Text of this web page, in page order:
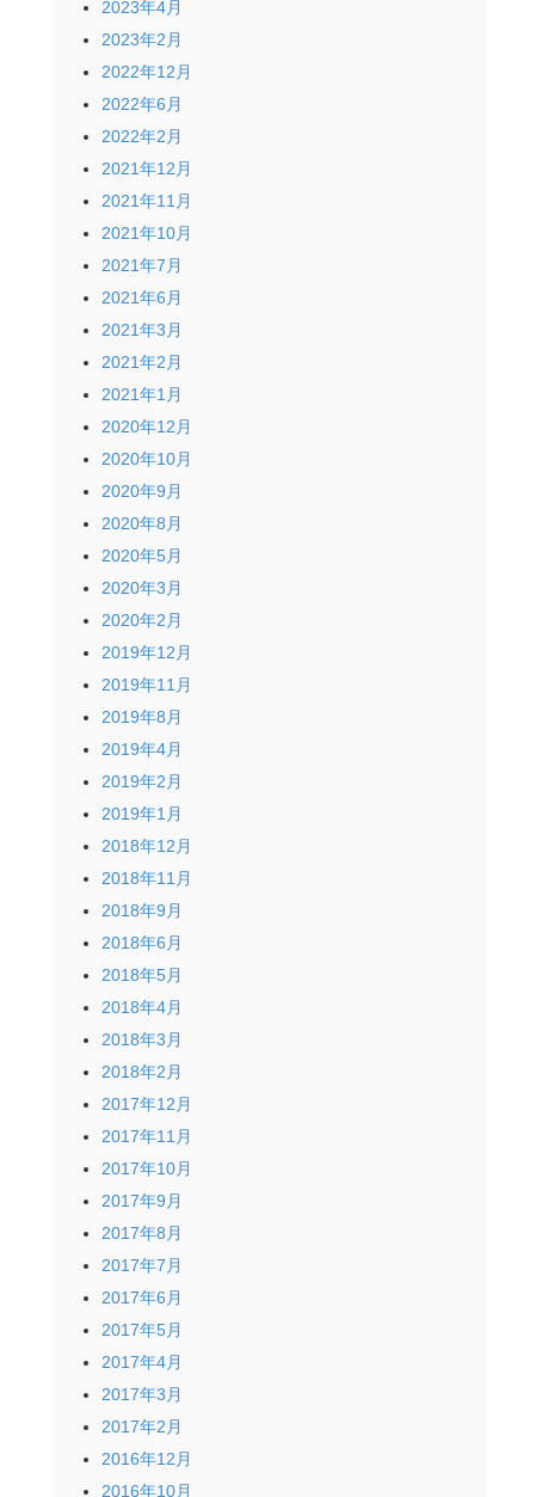
2023年4月
2023年2月
2022年12月
2022年6月
2022年2月
2021年12月
2021年11月
2021年10月
2021年7月
2021年6月
2021年3月
2021年2月
2021年1月
2020年12月
2020年10月
2020年9月
2020年8月
2020年5月
2020年3月
2020年2月
2019年12月
2019年11月
2019年8月
2019年4月
2019年2月
2019年1月
2018年12月
2018年11月
2018年9月
2018年6月
2018年5月
2018年4月
2018年3月
2018年2月
2017年12月
2017年11月
2017年10月
2017年9月
2017年8月
2017年7月
2017年6月
2017年5月
2017年4月
2017年3月
2017年2月
2016年12月
2016年10月